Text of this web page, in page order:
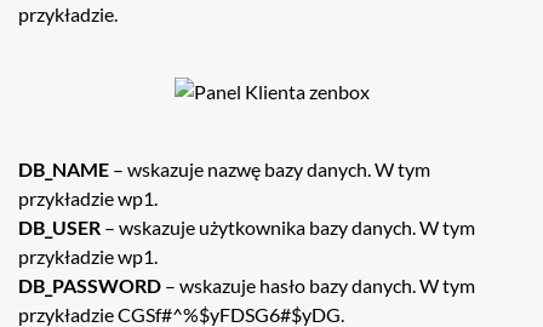
przykładzie.
DB_NAME – wskazuje nazwę bazy danych. W tym
przykładzie wp1.
DB_USER – wskazuje użytkownika bazy danych. W tym
przykładzie wp1.
DB_PASSWORD – wskazuje hasło bazy danych. W tym
przykładzie CGSf#^%$yFDSG6#$yDG.